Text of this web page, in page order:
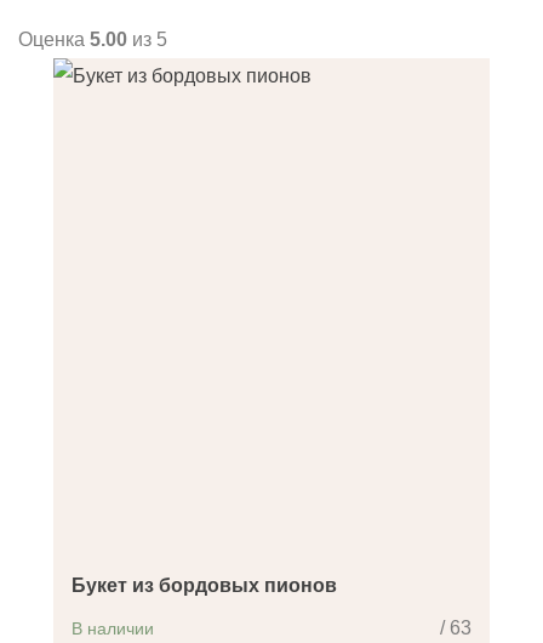
Оценка 5.00 из 5
Букет из бордовых пионов
/ 63
В наличии